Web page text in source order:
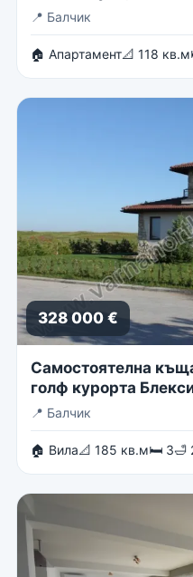
📍 Балчик
🏠 Апартамент📐 118 кв.м
328 000 €
Самостоятелна
голф курорта
📍 Балчик
🏠 Вила📐 185 кв.м🛏 3🛁